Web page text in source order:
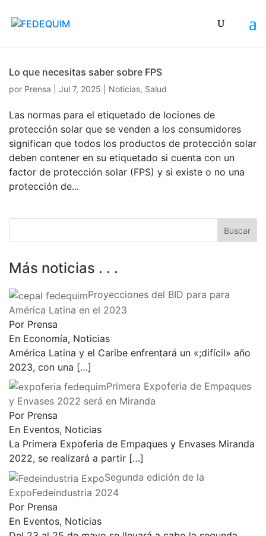
Lo que necesitas saber sobre FPS
por Prensa Jul 7, 2025 Noticias, Salud
Las normas para el etiquetado de lociones de
protección solar que se venden a los consumidores
significan que todos los productos de protección solar
deben contener en su etiquetado si cuenta con un
factor de protección solar (FPS) y si existe o no una
protección de...
Más noticias . . .
Proyecciones del BID para para
América Latina en el 2023
Por Prensa
En Economía, Noticias
América Latina y el Caribe enfrentará un «;difícil» año
2023, con una […]
Primera Expoferia de Empaques
y Envases 2022 será en Miranda
Por Prensa
En Eventos, Noticias
La Primera Expoferia de Empaques y Envases Miranda
2022, se realizará a partir […]
Segunda edición de la
ExpoFedeindustria 2024
Por Prensa
En Eventos, Noticias